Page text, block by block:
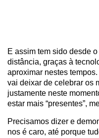
E assim tem sido desde
distância, graças à
aproximar nestes
vai deixar de celebrar os
justamente neste
estar mais “presentes”,
Precisamos dizer e
nos é caro, até porque